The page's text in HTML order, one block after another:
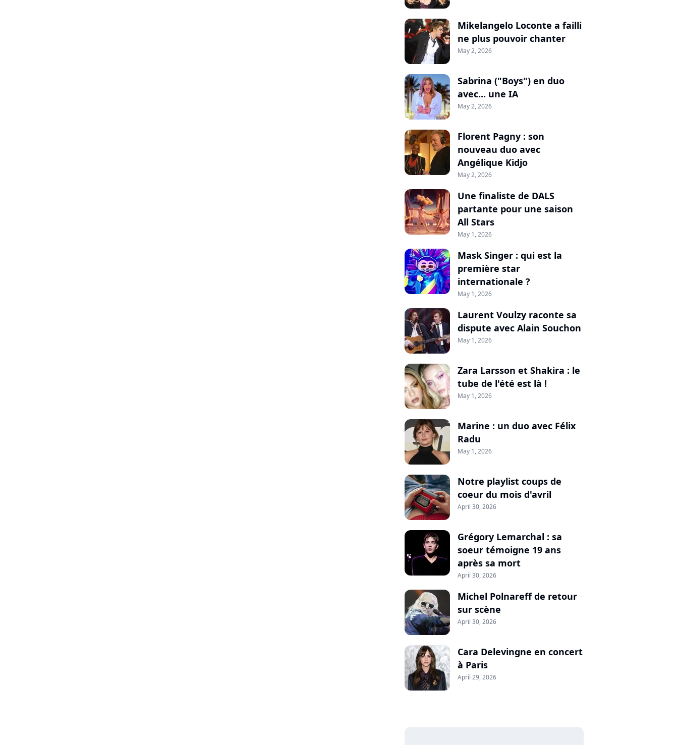
Mikelangelo Loconte a failli
ne plus pouvoir chanter
May 2, 2026
Sabrina ("Boys") en duo
avec... une IA
May 2, 2026
Florent Pagny : son
nouveau duo avec
Angélique Kidjo
May 2, 2026
Une finaliste de DALS
partante pour une saison
All Stars
May 1, 2026
Mask Singer : qui est la
première star
internationale ?
May 1, 2026
Laurent Voulzy raconte sa
dispute avec Alain Souchon
May 1, 2026
Zara Larsson et Shakira : le
tube de l'été est là !
May 1, 2026
Marine : un duo avec Félix
Radu
May 1, 2026
Notre playlist coups de
coeur du mois d'avril
April 30, 2026
Grégory Lemarchal : sa
soeur témoigne 19 ans
après sa mort
April 30, 2026
Michel Polnareff de retour
sur scène
April 30, 2026
Cara Delevingne en concert
à Paris
April 29, 2026